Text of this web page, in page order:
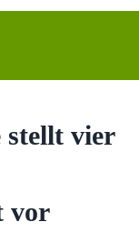
stellt vier
vor